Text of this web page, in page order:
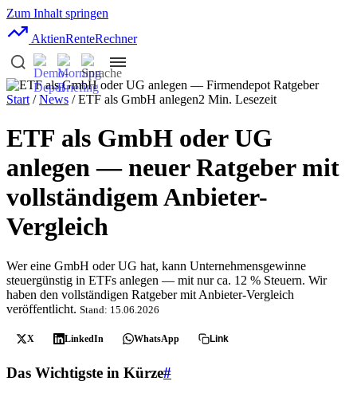
Zum Inhalt springen
AktienRenteRechner
Start /News / ETF als GmbH anlegen2 Min. Lesezeit
ETF als GmbH oder UG
anlegen — neuer Ratgeber mit
vollständigem Anbieter-
Vergleich
Wer eine GmbH oder UG hat, kann Unternehmensgewinne
steuergünstig in ETFs anlegen — mit nur ca. 12 % Steuern. Wir
haben den vollständigen Ratgeber mit Anbieter-Vergleich
veröffentlicht. Stand: 15.06.2026
X LinkedIn WhatsApp Link
Das Wichtigste in Kürze#